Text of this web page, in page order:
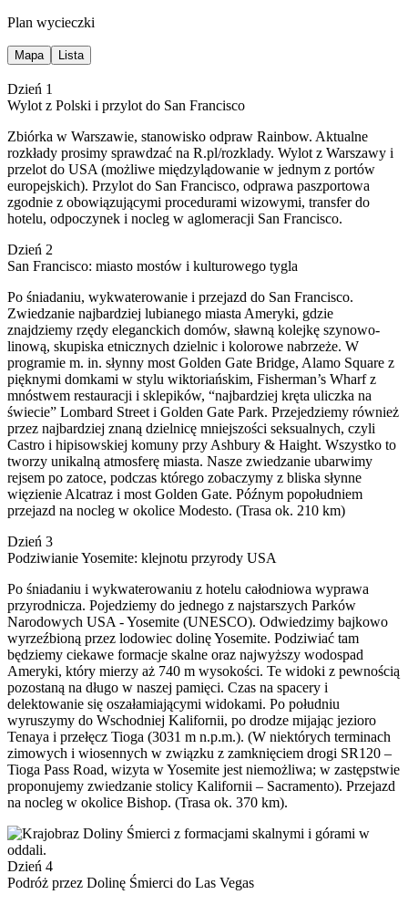
Plan wycieczki
Mapa Lista
Dzień 1
Wylot z Polski i przylot do San Francisco
Zbiórka w Warszawie, stanowisko odpraw Rainbow. Aktualne
rozkłady prosimy sprawdzać na R.pl/rozklady. Wylot z Warszawy i
przelot do USA (możliwe międzylądowanie w jednym z portów
europejskich). Przylot do San Francisco, odprawa paszportowa
zgodnie z obowiązującymi procedurami wizowymi, transfer do
hotelu, odpoczynek i nocleg w aglomeracji San Francisco.
Dzień 2
San Francisco: miasto mostów i kulturowego tygla
Po śniadaniu, wykwaterowanie i przejazd do San Francisco.
Zwiedzanie najbardziej lubianego miasta Ameryki, gdzie
znajdziemy rzędy eleganckich domów, sławną kolejkę szynowo-
linową, skupiska etnicznych dzielnic i kolorowe nabrzeże. W
programie m. in. słynny most Golden Gate Bridge, Alamo Square z
pięknymi domkami w stylu wiktoriańskim, Fisherman’s Wharf z
mnóstwem restauracji i sklepików, “najbardziej kręta uliczka na
świecie” Lombard Street i Golden Gate Park. Przejedziemy również
przez najbardziej znaną dzielnicę mniejszości seksualnych, czyli
Castro i hipisowskiej komuny przy Ashbury & Haight. Wszystko to
tworzy unikalną atmosferę miasta. Nasze zwiedzanie ubarwimy
rejsem po zatoce, podczas którego zobaczymy z bliska słynne
więzienie Alcatraz i most Golden Gate. Późnym popołudniem
przejazd na nocleg w okolice Modesto. (Trasa ok. 210 km)
Dzień 3
Podziwianie Yosemite: klejnotu przyrody USA
Po śniadaniu i wykwaterowaniu z hotelu całodniowa wyprawa
przyrodnicza. Pojedziemy do jednego z najstarszych Parków
Narodowych USA - Yosemite (UNESCO). Odwiedzimy bajkowo
wyrzeźbioną przez lodowiec dolinę Yosemite. Podziwiać tam
będziemy ciekawe formacje skalne oraz najwyższy wodospad
Ameryki, który mierzy aż 740 m wysokości. Te widoki z pewnością
pozostaną na długo w naszej pamięci. Czas na spacery i
delektowanie się oszałamiającymi widokami. Po południu
wyruszymy do Wschodniej Kalifornii, po drodze mijając jezioro
Tenaya i przełęcz Tioga (3031 m n.p.m.). (W niektórych terminach
zimowych i wiosennych w związku z zamknięciem drogi SR120 –
Tioga Pass Road, wizyta w Yosemite jest niemożliwa; w zastępstwie
proponujemy zwiedzanie stolicy Kalifornii – Sacramento). Przejazd
na nocleg w okolice Bishop. (Trasa ok. 370 km).
Dzień 4
Podróż przez Dolinę Śmierci do Las Vegas